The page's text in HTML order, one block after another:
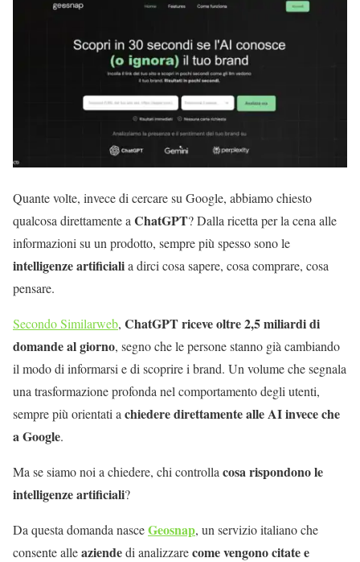
Quante volte, invece di cercare su Google, abbiamo chiesto
qualcosa direttamente a ChatGPT? Dalla ricetta per la cena alle
informazioni su un prodotto, sempre più spesso sono le
intelligenze artificialia dirci cosa sapere, cosa comprare, cosa
pensare.
Secondo Similarweb, ChatGPT riceve oltre 2,5 miliardi di
domande al giorno, segno che le persone stanno già cambiando
il modo di informarsi e di scoprire i brand. Un volume che segnala
una trasformazione profonda nel comportamento degli utenti,
sempre più orientati a chiedere direttamente alle AI invece che
a Google.
Ma se siamo noi a chiedere, chi controlla cosa rispondono le
intelligenze artificiali?
Da questa domanda nasceGeosnap, un servizio italiano che
consente alleaziendedi analizzarecome vengono citate e